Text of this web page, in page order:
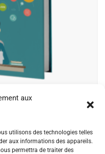
aux
utilisons des technologies telles
aux informations des appareils.
permettra de traiter des
eget volutpat nunc